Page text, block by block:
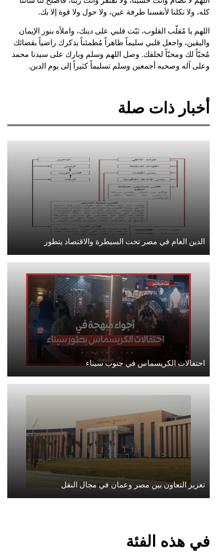
كله، ولا تكلنا لأنفسنا طرفة عين، ولا حول ولا قوة إلا بك.
اللهم يا مُقلّب القلوب، ثبّت قلبي على دينك، واملأه بنور الإيمان
واليقين، واجعل قلبي سليماً طاهراً مُطمئناً بذكرك راضياً بقضائك
مُحبّاً لك ومحبّاً لخلقك. وصل اللهم وسلم وبارك على سيدنا محمد
وعلى آله وصحبه أجمعين وسلم تسليماً كثيراً إلى يوم الدين.
أخبار ذات صلة
الدين العام في مصر تحت السيطرة والاقتصاد يتطور
احتفالات الكريسماس في جنوب سيناء
تعزيز التعاون بين مصر وعمان في مجال النقل
في هذه الفئة